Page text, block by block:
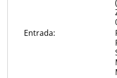
Entrada: